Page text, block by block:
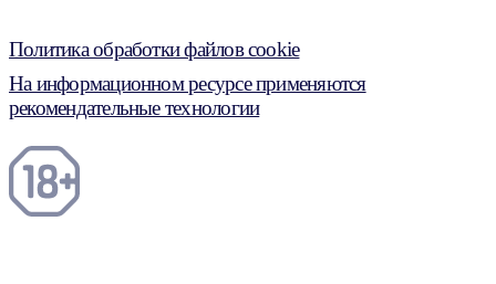
Политика обработки файлов cookie
На информационном ресурсе применяются
рекомендательные технологии